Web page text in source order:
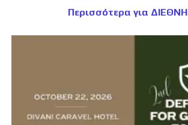
Περισσότερα για ΔΙΕΘΝΗ